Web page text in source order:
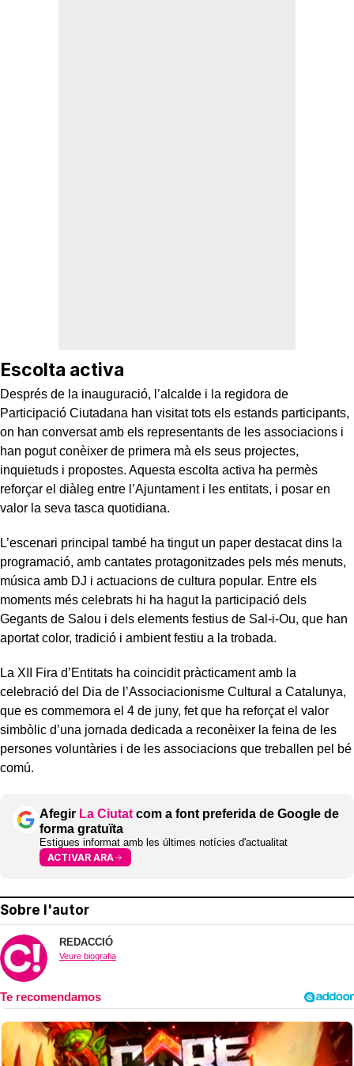
Escolta activa
Després de la inauguració, l’alcalde i la regidora de
Participació Ciutadana han visitat tots els estands participants,
on han conversat amb els representants de les associacions i
han pogut conèixer de primera mà els seus projectes,
inquietuds i propostes. Aquesta escolta activa ha permès
reforçar el diàleg entre l’Ajuntament i les entitats, i posar en
valor la seva tasca quotidiana.
L’escenari principal també ha tingut un paper destacat dins la
programació, amb cantates protagonitzades pels més menuts,
música amb DJ i actuacions de cultura popular. Entre els
moments més celebrats hi ha hagut la participació dels
Gegants de Salou i dels elements festius de Sal-i-Ou, que han
aportat color, tradició i ambient festiu a la trobada.
La XII Fira d’Entitats ha coincidit pràcticament amb la
celebració del Dia de l’Associacionisme Cultural a Catalunya,
que es commemora el 4 de juny, fet que ha reforçat el valor
simbòlic d’una jornada dedicada a reconèixer la feina de les
persones voluntàries i de les associacions que treballen pel bé
comú.
Afegir La Ciutat com a font preferida de Google de
forma gratuïta
Estigues informat amb les últimes notícies d'actualitat
ACTIVAR ARA
Sobre l'autor
REDACCIÓ
Veure biografia